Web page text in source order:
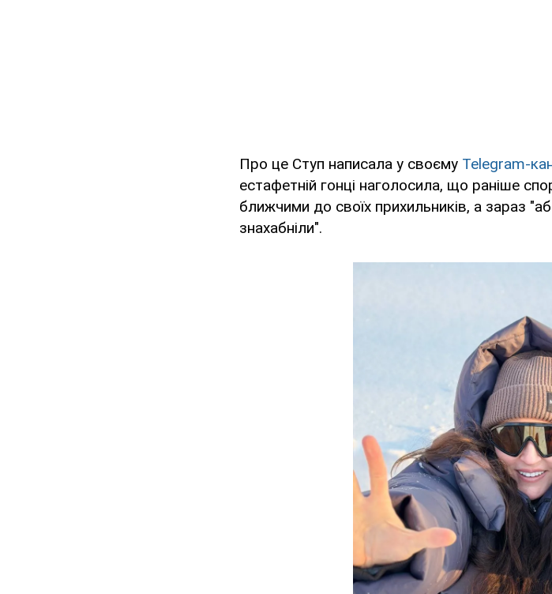
Про це Ступ написала у своєму Telegram-
естафетній гонці наголосила, що раніше
ближчими до своїх прихильників, а зараз
знахабніли".